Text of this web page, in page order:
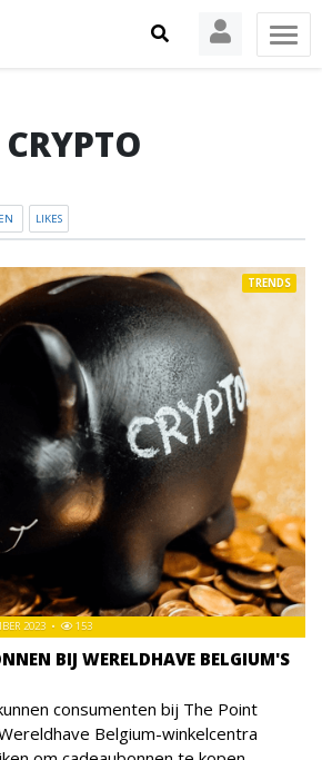
CRYPTO
LIKES
BIJ WERELDHAVE BELGIUM'S
2023 153
TRENDS
consumenten bij The Point
Belgium-winkelcentra